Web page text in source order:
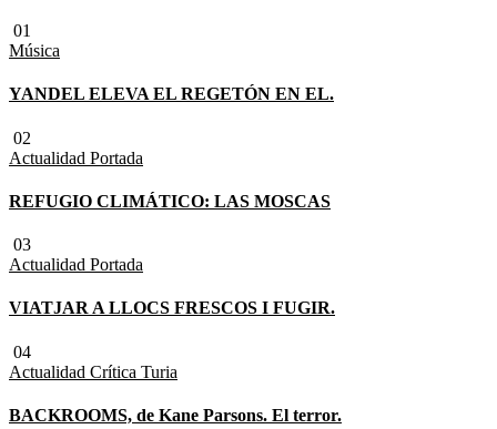
01
Música
YANDEL ELEVA EL REGETÓN EN EL.
02
Actualidad Portada
REFUGIO CLIMÁTICO: LAS MOSCAS
03
Actualidad Portada
VIATJAR A LLOCS FRESCOS I FUGIR.
04
Actualidad Crítica Turia
BACKROOMS, de Kane Parsons. El terror.